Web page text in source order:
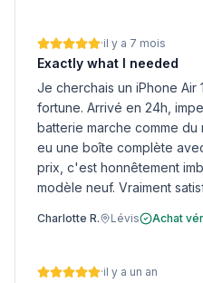
·il y a 7 mois
Exactly what I needed
Je cherchais un iPhone Air
fortune. Arrivé en 24h,
batterie marche comme
eu une boîte complète
prix, c'est honnêtement
modèle neuf. Vraiment
Charlotte R. Lévis Achat
·il y a un an